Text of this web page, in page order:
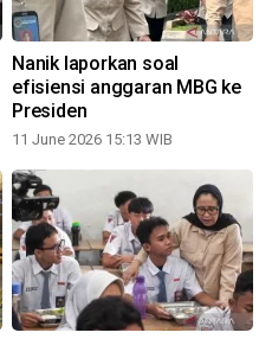
Nanik laporkan soal
efisiensi anggaran MBG ke
Presiden
11 June 2026 15:13 WIB